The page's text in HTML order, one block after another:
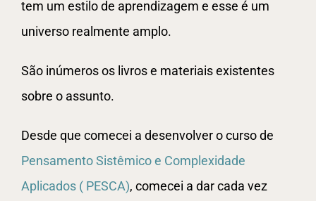
tem um estilo de aprendizagem e esse é um
universo realmente amplo.
São inúmeros os livros e materiais existentes
sobre o assunto.
Desde que comecei a desenvolver o curso de
Pensamento Sistêmico e Complexidade
Aplicados ( PESCA), comecei a dar cada vez